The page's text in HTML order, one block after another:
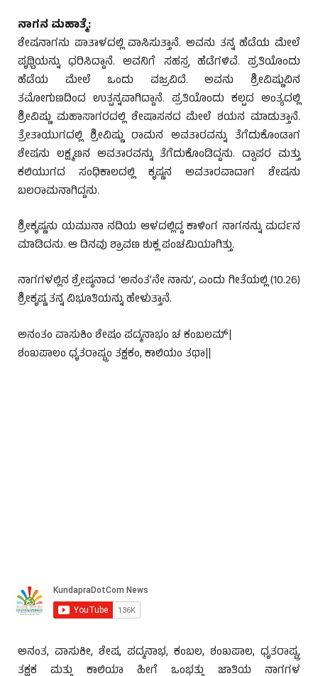
ನಾಗನ ಮಹಾತ್ಮೆ:
ಶೇಷನಾಗನು ಪಾತಾಳದಲ್ಲಿ ವಾಸಿಸುತ್ತಾನೆ. ಅವನು ತನ್ನ ಹೆಡೆಯ ಮೇಲೆ
ಪೃಥ್ವಿಯನ್ನು ಧರಿಸಿದ್ದಾನೆ. ಅವನಿಗೆ ಸಹಸ್ರ ಹೆಡೆಗಳಿವೆ. ಪ್ರತಿಯೊಂದು
ಹೆಡೆಯ ಮೇಲೆ ಒಂದು ವಜ್ರವಿದೆ. ಅವನು ಶ್ರೀವಿಷ್ಣುವಿನ
ತಮೋಗುಣದಿಂದ ಉತ್ಪನ್ನವಾಗಿದ್ದಾನೆ. ಪ್ರತಿಯೊಂದು ಕಲ್ಪದ ಅಂತ್ಯದಲ್ಲಿ
ಶ್ರೀವಿಷ್ಣು ಮಹಾಸಾಗರದಲ್ಲಿ ಶೇಷಾಸನದ ಮೇಲೆ ಶಯನ ಮಾಡುತ್ತಾನೆ.
ತ್ರೇತಾಯುಗದಲ್ಲಿ ಶ್ರೀವಿಷ್ಣು ರಾಮನ ಅವತಾರವನ್ನು ತೆಗೆದುಕೊಂಡಾಗ
ಶೇಷನು ಲಕ್ಷ್ಮಣನ ಅವತಾರವನ್ನು ತೆಗೆದುಕೊಂಡಿದ್ದನು. ದ್ವಾಪರ ಮತ್ತು
ಕಲಿಯುಗದ ಸಂಧಿಕಾಲದಲ್ಲಿ ಕೃಷ್ಣನ ಅವತಾರವಾದಾಗ ಶೇಷನು
ಬಲರಾಮನಾಗಿದ್ದನು.
ಶ್ರೀಕೃಷ್ಣನು ಯಮುನಾ ನದಿಯ ಆಳದಲ್ಲಿದ್ದ ಕಾಳಿಂಗ ನಾಗನನ್ನು ಮರ್ದನ
ಮಾಡಿದನು. ಆ ದಿನವು ಶ್ರಾವಣ ಶುಕ್ಲ ಪಂಚಮಿಯಾಗಿತ್ತು.
ನಾಗಗಳಲ್ಲಿನ ಶ್ರೇಷ್ಠನಾದ ‘ಅನಂತ’ನೇ ನಾನು’, ಎಂದು ಗೀತೆಯಲ್ಲಿ (10.26)
ಶ್ರೀಕೃಷ್ಣ ತನ್ನ ವಿಭೂತಿಯನ್ನು ಹೇಳುತ್ತಾನೆ.
ಅನಂತಂ ವಾಸುಕಿಂ ಶೇಷಂ ಪದ್ಮನಾಭಂ ಚ ಕಂಬಲಮ್|
ಶಂಖಪಾಲಂ ಧೃತರಾಷ್ಟ್ರಂ ತಕ್ಷಕಂ, ಕಾಲಿಯಂ ತಥಾ||
ಅನಂತ, ವಾಸುಕೀ, ಶೇಷ, ಪದ್ಮನಾಭ, ಕಂಬಲ, ಶಂಖಪಾಲ, ಧೃತರಾಷ್ಟ್ರ,
ತಕ್ಷಕ ಮತ್ತು ಕಾಲಿಯಾ ಹೀಗೆ ಒಂಭತ್ತು ಜಾತಿಯ ನಾಗಗಳ